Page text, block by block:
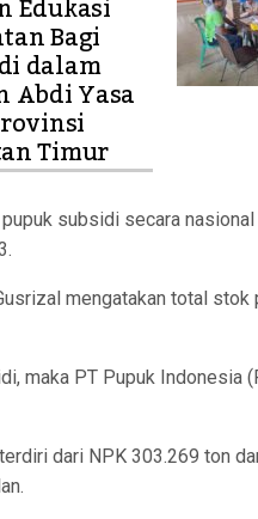
Edukasi
Bagi
dalam
Abdi Yasa
Timur
subsidi secara
mengatakan total
maka PT Pupuk Indonesia
dari NPK 303.269 ton